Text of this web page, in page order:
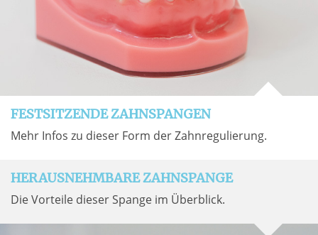
FESTSITZENDE ZAHNSPANGEN
Mehr Infos zu dieser Form der Zahnregulierung.
HERAUSNEHMBARE ZAHNSPANGE
Die Vorteile dieser Spange im Überblick.